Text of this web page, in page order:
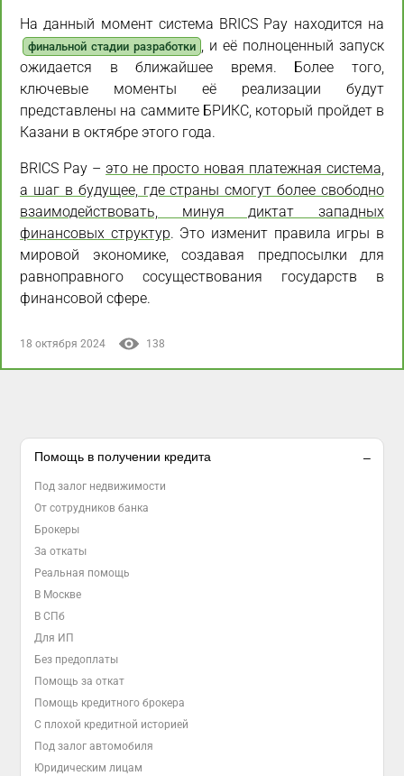
На данный момент система BRICS Pay находится на
финальной стадии разработки , и её полноценный запуск
ожидается в ближайшее время. Более того,
ключевые моменты её реализации будут
представлены на саммите БРИКС, который пройдет в
Казани в октябре этого года.
BRICS Pay – это не просто новая платежная система,
а шаг в будущее, где страны смогут более свободно
взаимодействовать, минуя диктат западных
финансовых структур. Это изменит правила игры в
мировой экономике, создавая предпосылки для
равноправного сосуществования государств в
финансовой сфере.
18 октября 2024 138
Помощь в получении кредита
Под залог недвижимости
От сотрудников банка
Брокеры
За откаты
Реальная помощь
В Москве
В СПб
Для ИП
Без предоплаты
Помощь за откат
Помощь кредитного брокера
С плохой кредитной историей
Под залог автомобиля
Юридическим лицам